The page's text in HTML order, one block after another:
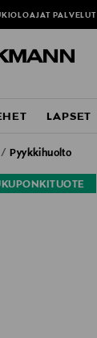
PALVELUT
LAPSET
Pyykkihuolto